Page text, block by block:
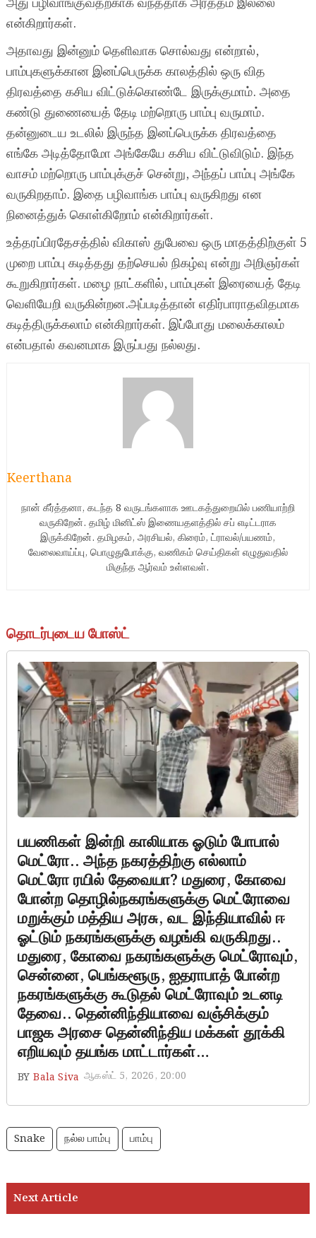
என்கிறார்கள்.
அதாவது இன்னும் தெளிவாக சொல்வது என்றால்,
பாம்புகளுக்கான இனப்பெருக்க காலத்தில் ஒரு வித
திரவத்தை கசிய விட்டுக்கொண்டே இருக்குமாம். அதை
கண்டு துணையைத் தேடி மற்றொரு பாம்பு வருமாம்.
தன்னுடைய உடலில் இருந்த இனப்பெருக்க திரவத்தை
எங்கே அடித்தோமோ அங்கேயே கசிய விட்டுவிடும். இந்த
வாசம் மற்றொரு பாம்புக்குச் சென்று, அந்தப் பாம்பு அங்கே
வருகிறதாம். இதை பழிவாங்க பாம்பு வருகிறது என
நினைத்துக் கொள்கிறோம் என்கிறார்கள்.
உத்தரப்பிரதேசத்தில் விகாஸ் துபேவை ஒரு மாதத்திற்குள் 5
முறை பாம்பு கடித்தது தற்செயல் நிகழ்வு என்று அறிஞர்கள்
கூறுகிறார்கள். மழை நாட்களில், பாம்புகள் இரையைத் தேடி
வெளியேறி வருகின்றன.அப்படித்தான் எதிர்பாராதவிதமாக
கடித்திருக்கலாம் என்கிறார்கள். இப்போது மலைக்காலம்
என்பதால் கவனமாக இருப்பது நல்லது.
Keerthana
நான் கீர்த்தனா, கடந்த 8 வருடங்களாக ஊடகத்துறையில் பணியாற்றி
வருகிறேன். தமிழ் மினிட்ஸ் இணையதளத்தில் சப் எடிட்டராக
இருக்கிறேன். தமிழகம், அரசியல், கிரைம், ட்ராவல்/பயணம்,
வேலைவாய்ப்பு, பொழுதுபோக்கு, வணிகம் செய்திகள் எழுதுவதில்
மிகுந்த ஆர்வம் உள்ளவள்.
தொடர்புடைய போஸ்ட்
பயணிகள் இன்றி காலியாக ஓடும் போபால்
மெட்ரோ.. அந்த நகரத்திற்கு எல்லாம்
மெட்ரோ ரயில் தேவையா? மதுரை, கோவை
போன்ற தொழில்நகரங்களுக்கு மெட்ரோவை
மறுக்கும் மத்திய அரசு, வட இந்தியாவில் ஈ
ஓட்டும் நகரங்களுக்கு வழங்கி வருகிறது..
மதுரை, கோவை நகரங்களுக்கு மெட்ரோவும்,
சென்னை, பெங்களூரு, ஐதராபாத் போன்ற
நகரங்களுக்கு கூடுதல் மெட்ரோவும் உடனடி
தேவை.. தென்னிந்தியாவை வஞ்சிக்கும்
பாஜக அரசை தென்னிந்திய மக்கள் தூக்கி
எறியவும் தயங்க மாட்டார்கள்…
BY Bala Siva ஆகஸ்ட் 5, 2026, 20:00
Snake நல்ல பாம்பு பாம்பு